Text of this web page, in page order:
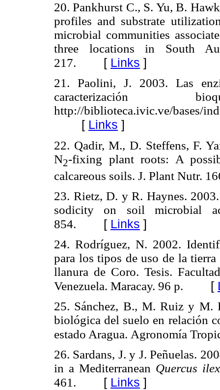
20. Pankhurst C., S. Yu, B.
profiles and substrate
microbial communities
three locations in South
217. [ Links ]
21.
Paolini, J. 2003. Las
caracterización
http://biblioteca.ivic.ve/
[ Links ]
22. Qadir, M., D. Steffens, F.
N2-fixing plant roots: A
calcareous soils. J. Plant Nutr.
23. Rietz, D. y R. Haynes.
sodicity on soil microbial
854. [ Links ]
24. Rodríguez, N. 2002.
para los tipos de uso de la
llanura de Coro. Tesis.
Venezuela. Maracay. 96 p. [
25. Sánchez, B., M. Ruiz y M.
biológica del suelo en relación
estado Aragua. Agronomía
26. Sardans, J. y J. Peñuelas.
in a Mediterranean Quercus
461. [ Links ]